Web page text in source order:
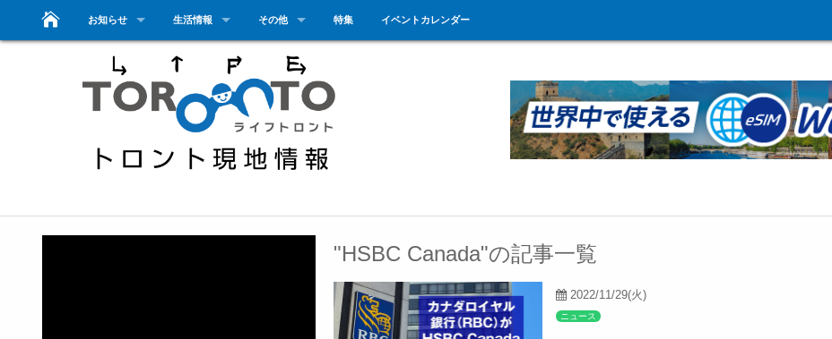
お知らせ 生活情報 その他 特集 イベントカレンダー
"HSBC Canada"の記事一覧
2022/11/29(火)
ニュース